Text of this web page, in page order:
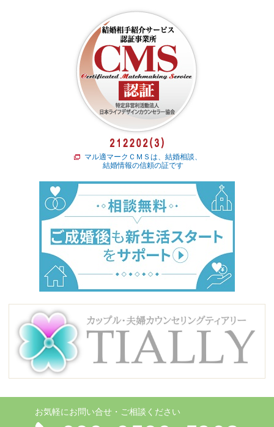
マル適マークＣＭＳは、結婚相談、
結婚情報の信頼の証です
お気軽にお問い合せ・ご相談ください